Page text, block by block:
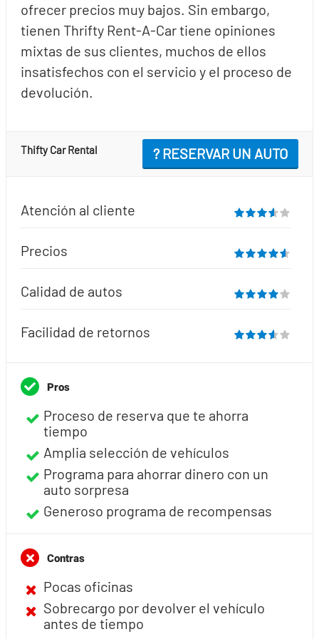
ofrecer precios muy bajos. Sin embargo,
tienen Thrifty Rent-A-Car tiene opiniones
mixtas de sus clientes, muchos de ellos
insatisfechos con el servicio y el proceso de
devolución.
? RESERVAR UN AUTO
Thifty Car Rental
Atención al cliente
Precios
Calidad de autos
Facilidad de retornos
Pros
Proceso de reserva que te ahorra
tiempo
Amplia selección de vehículos
Programa para ahorrar dinero con un
auto sorpresa
Generoso programa de recompensas
Contras
Pocas oficinas
Sobrecargo por devolver el vehículo
antes de tiempo